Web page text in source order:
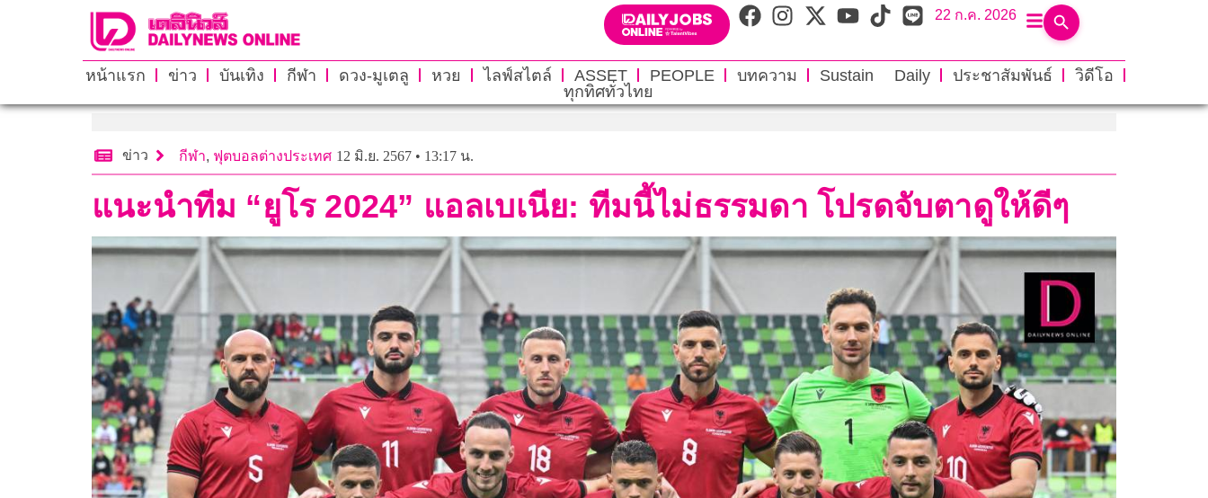
22 ก.ค. 2026
หน้าแรก ข่าว บันเทิง กีฬา ดวง-มูเตลู หวย ไลฟ์สไตล์ ASSET PEOPLE บทความ Sustain Daily ประชาสัมพันธ์
วิดีโอ
ทุกทิศทั่วไทย
ข่าว กีฬา, ฟุตบอลต่างประเทศ 12 มิ.ย. 2567 • 13:17 น.
แนะนำทีม “ยูโร 2024” แอลเบเนีย: ทีมนี้ไม่ธรรมดา โปรดจับตาดูให้ดีๆ